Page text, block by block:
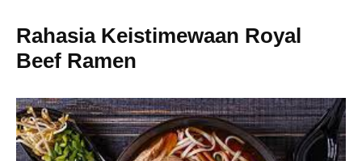
Rahasia Keistimewaan Royal
Beef Ramen